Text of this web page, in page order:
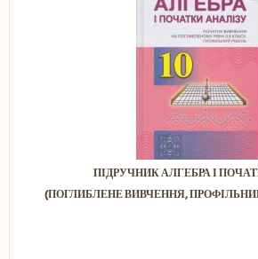
ПІДРУЧНИК АЛГЕБРА І
(ПОГЛИБЛЕНЕ ВИВЧЕННЯ,